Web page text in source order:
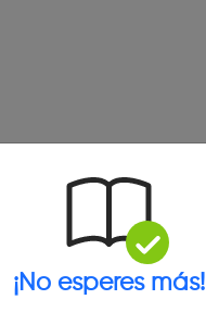
¡No esperes más!